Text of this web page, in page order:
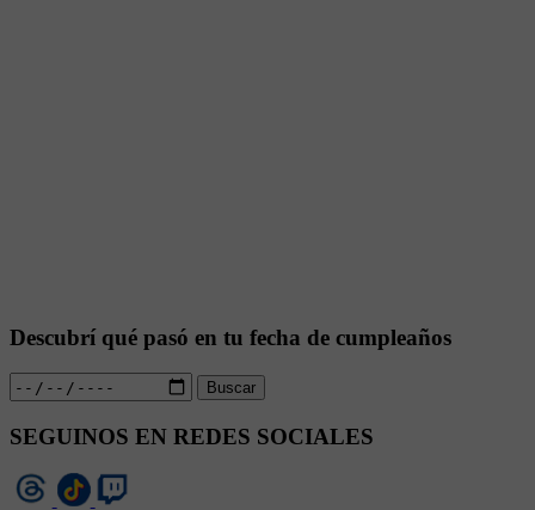
Descubrí qué pasó en tu fecha de cumpleaños
Buscar
SEGUINOS EN REDES SOCIALES